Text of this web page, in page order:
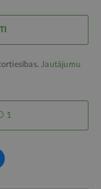
Jautājumu
1